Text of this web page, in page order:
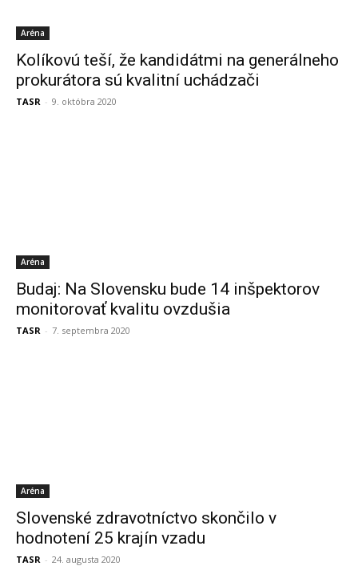
Aréna
Kolíkovú teší, že kandidátmi na generálneho
prokurátora sú kvalitní uchádzači
TASR - 9. októbra 2020
Aréna
Budaj: Na Slovensku bude 14 inšpektorov
monitorovať kvalitu ovzdušia
TASR - 7. septembra 2020
Aréna
Slovenské zdravotníctvo skončilo v
hodnotení 25 krajín vzadu
TASR - 24. augusta 2020